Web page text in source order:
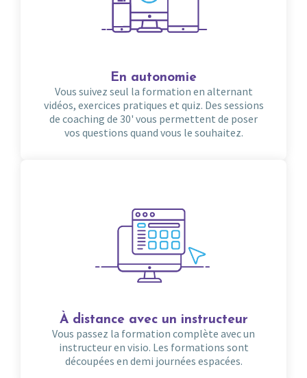
En autonomie
Vous suivez seul la formation en alternant
vidéos, exercices pratiques et quiz. Des sessions
de coaching de 30' vous permettent de poser
vos questions quand vous le souhaitez.
À distance avec un instructeur
Vous passez la formation complète avec un
instructeur en visio. Les formations sont
découpées en demi journées espacées.